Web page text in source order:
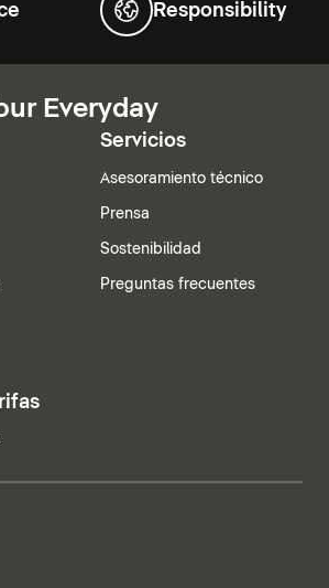
Responsibility
Everyday
Servicios
Asesoramiento técnico
Prensa
Sostenibilidad
Preguntas frecuentes